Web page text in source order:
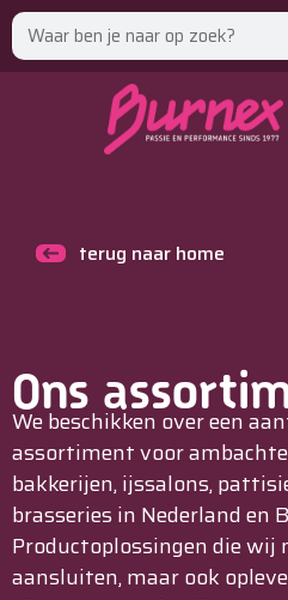
terug naar home
Ons
We beschikken over een
assortiment voor
bakkerijen, ijssalons,
brasseries in Nederland en
Productoplossingen die wij
aansluiten, maar ook